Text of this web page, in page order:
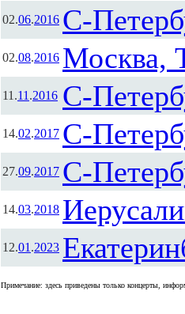
02.06.2016 С-
02.08.2016 Москва,
11.11.2016 С-
14.02.2017 С-
27.09.2017 С-
14.03.2018
12.01.2023
Примечание: здесь приведены только концерты,